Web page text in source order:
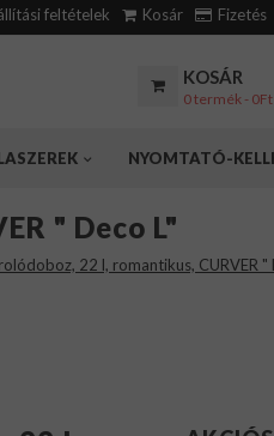
feltételek Kosár Fizetés
KOSÁR
0 termék - 0Ft
NYOMTATÓ-
" Deco L"
22 l, romantikus, CURVER "